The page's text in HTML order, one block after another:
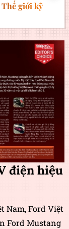
giới kỹ
điện hiệu
Nam, Ford Việt
Ford Mustang